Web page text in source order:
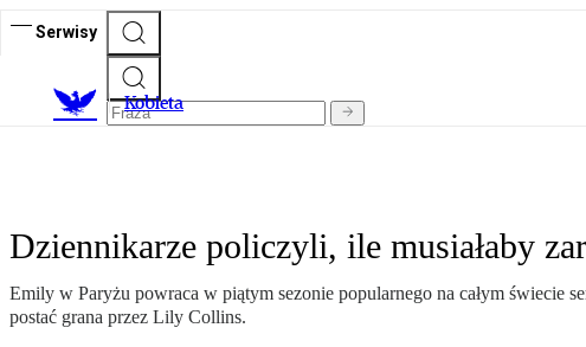
Serwisy
Kobieta
Dziennikarze policzyli, ile musiałaby
Emily w Paryżu powraca w piątym sezonie popularnego na całym świecie
postać grana przez Lily Collins.